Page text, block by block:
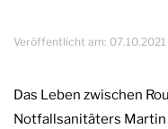
Veröffentlicht am: 07.10.2021
Das Leben zwischen
Notfallsanitäters Martin